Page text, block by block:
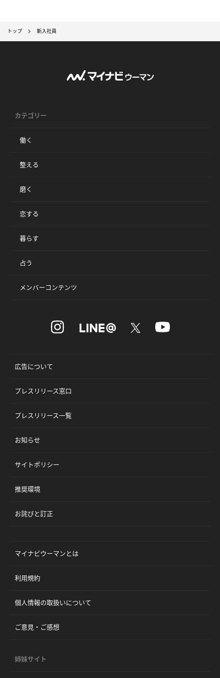
トップ 新入社員
カテゴリー
働く
整える
磨く
恋する
暮らす
占う
メンバーコンテンツ
広告について
プレスリリース窓口
プレスリリース一覧
お知らせ
サイトポリシー
推奨環境
お詫びと訂正
マイナビウーマンとは
利用規約
個人情報の取扱いについて
ご意見・ご感想
姉妹サイト